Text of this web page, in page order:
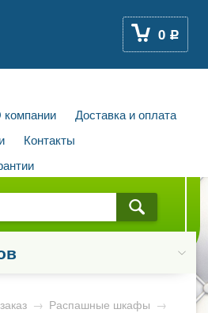
0 Р
Доставка и оплата
Контакты
→ Распашные шкафы →